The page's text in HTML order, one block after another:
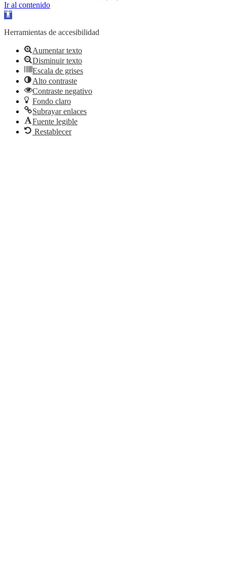
Ir al contenido
Abrir
de
Herramientas de accesibilidad
Aumentar texto
Disminuir texto
Escala de grises
Alto contraste
Contraste negativo
Fondo claro
Subrayar enlaces
Fuente legible
Restablecer